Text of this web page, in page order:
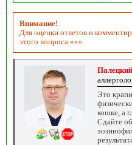
Внимание!
Для оценки ответов и
этого вопроса »»»
Это
кошке, а
Сдайте